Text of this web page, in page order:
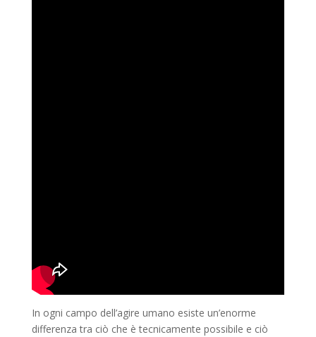
In ogni campo dell’agire umano esiste un’enorme
differenza tra ciò che è tecnicamente possibile e ciò